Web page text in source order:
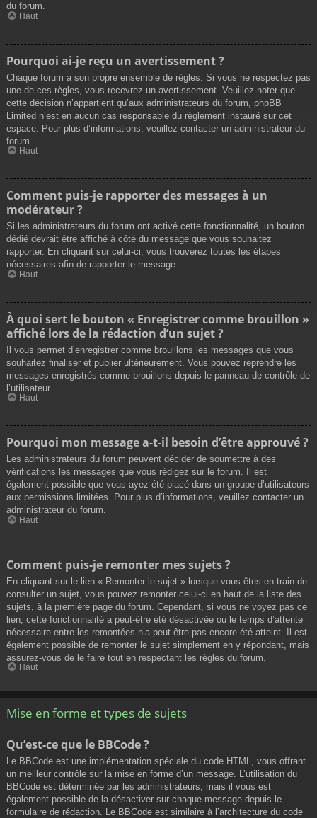
du forum.
Haut
Pourquoi ai-je reçu un avertissement ?
Chaque forum a son propre ensemble de règles. Si vous ne respectez pas
une de ces règles, vous recevrez un avertissement. Veuillez noter que
cette décision n’appartient qu’aux administrateurs du forum, phpBB
Limited n’est en aucun cas responsable du règlement instauré sur cet
espace. Pour plus d’informations, veuillez contacter un administrateur du
forum.
Haut
Comment puis-je rapporter des messages à un
modérateur ?
Si les administrateurs du forum ont activé cette fonctionnalité, un bouton
dédié devrait être affiché à côté du message que vous souhaitez
rapporter. En cliquant sur celui-ci, vous trouverez toutes les étapes
nécessaires afin de rapporter le message.
Haut
À quoi sert le bouton « Enregistrer comme brouillon »
affiché lors de la rédaction d’un sujet ?
Il vous permet d’enregistrer comme brouillons les messages que vous
souhaitez finaliser et publier ultérieurement. Vous pouvez reprendre les
messages enregistrés comme brouillons depuis le panneau de contrôle de
l’utilisateur.
Haut
Pourquoi mon message a-t-il besoin d’être approuvé ?
Les administrateurs du forum peuvent décider de soumettre à des
vérifications les messages que vous rédigez sur le forum. Il est
également possible que vous ayez été placé dans un groupe d’utilisateurs
aux permissions limitées. Pour plus d’informations, veuillez contacter un
administrateur du forum.
Haut
Comment puis-je remonter mes sujets ?
En cliquant sur le lien « Remonter le sujet » lorsque vous êtes en train de
consulter un sujet, vous pouvez remonter celui-ci en haut de la liste des
sujets, à la première page du forum. Cependant, si vous ne voyez pas ce
lien, cette fonctionnalité a peut-être été désactivée ou le temps d’attente
nécessaire entre les remontées n’a peut-être pas encore été atteint. Il est
également possible de remonter le sujet simplement en y répondant, mais
assurez-vous de le faire tout en respectant les règles du forum.
Haut
Mise en forme et types de sujets
Qu’est-ce que le BBCode ?
Le BBCode est une implémentation spéciale du code HTML, vous offrant
un meilleur contrôle sur la mise en forme d’un message. L’utilisation du
BBCode est déterminée par les administrateurs, mais il vous est
également possible de la désactiver sur chaque message depuis le
formulaire de rédaction. Le BBCode est similaire à l’architecture du code